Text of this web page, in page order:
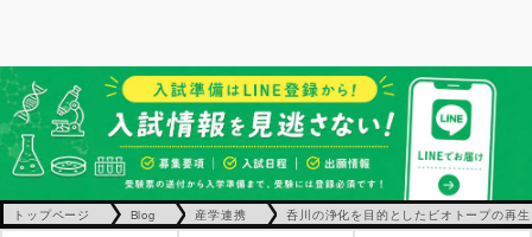
トップページ Blog 産学連携 呑川の浄化を目的としたビオトープの再生